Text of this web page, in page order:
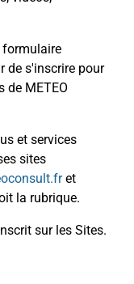
formulaire
de s'inscrire pour
de METEO
et services
sites
et
la rubrique.
sur les Sites.